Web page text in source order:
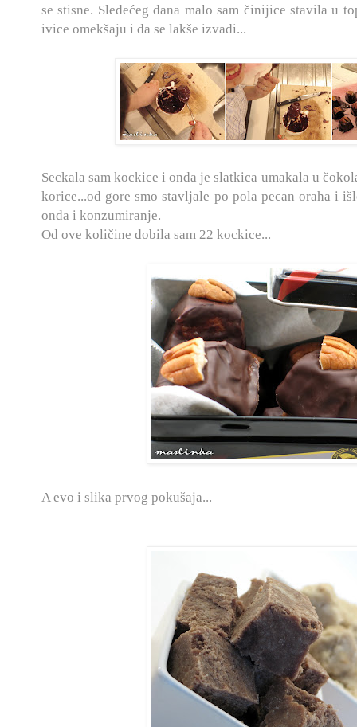
se stisne. Sledećeg dana malo sam činijice stavila u
ivice omekšaju i da se lakše izvadi...
Seckala sam kockice i onda je slatkica umakala u
korice...od gore smo stavljale po pola pecan oraha i
onda i konzumiranje.
Od ove količine dobila sam 22 kockice...
A evo i slika prvog pokušaja...